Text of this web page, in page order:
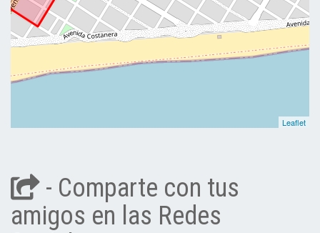
Leaflet
- Comparte con tus
amigos en las Redes